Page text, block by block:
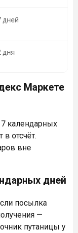
дней
дня
Маркете
календарных
отсчёт.
вне
дней
посылка
—
путаницы у